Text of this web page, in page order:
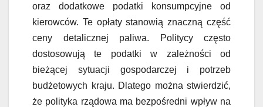
oraz dodatkowe podatki konsumpcyjne od
kierowców. Te opłaty stanowią znaczną część
ceny detalicznej paliwa. Politycy często
dostosowują te podatki w zależności od
bieżącej sytuacji gospodarczej i potrzeb
budżetowych kraju. Dlatego można stwierdzić,
że polityka rządowa ma bezpośredni wpływ na